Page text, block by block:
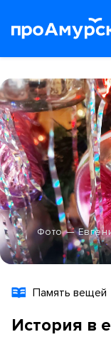
Фото —
Память вещей
История в